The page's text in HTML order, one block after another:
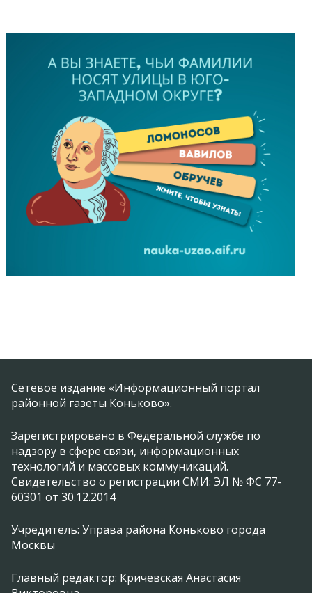
Сетевое издание «Информационный портал
районной газеты Коньково».
Зарегистрировано в Федеральной службе по
надзору в сфере связи, информационных
технологий и массовых коммуникаций.
Свидетельство о регистрации СМИ: ЭЛ № ФС 77-
60301 от 30.12.2014
Учредитель: Управа района Коньково города
Москвы
Главный редактор: Кричевская Анастасия